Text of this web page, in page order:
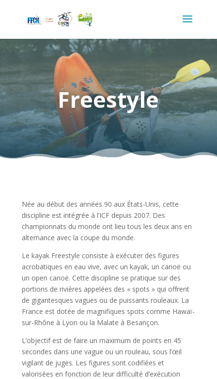
Freestyle
Née au début des années 90 aux États-Unis, cette
discipline est intégrée à l’ICF depuis 2007. Des
championnats du monde ont lieu tous les deux ans en
alternance avec la coupe du monde.
Le kayak Freestyle consiste à exécuter des figures
acrobatiques en eau vive, avec un kayak, un canoë ou
un open canoë. Cette discipline se pratique sur des
portions de rivières appelées des « spots » qui offrent
de gigantesques vagues ou de puissants rouleaux. La
France est dotée de magnifiques spots comme Hawaï-
sur-Rhône à Lyon ou la Malate à Besançon.
L’objectif est de faire un maximum de points en 45
secondes dans une vague ou un rouleau, sous l’œil
vigilant de juges. Les figures sont codifiées et
valorisées en fonction de leur difficulté d’exécution